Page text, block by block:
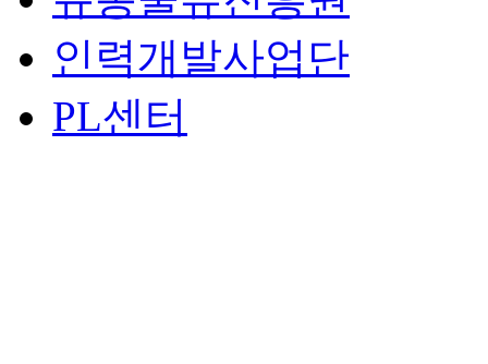
인력개발사업단
PL센터